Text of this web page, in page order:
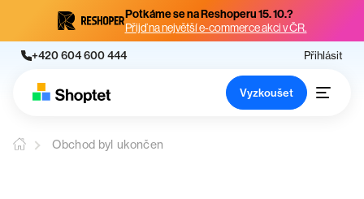
Potkáme se na Reshoperu 15. 10.?
Přijď na největší e-commerce akci v ČR.
+420 604 600 444 Přihlásit
Vyzkoušet
Obchod byl ukončen